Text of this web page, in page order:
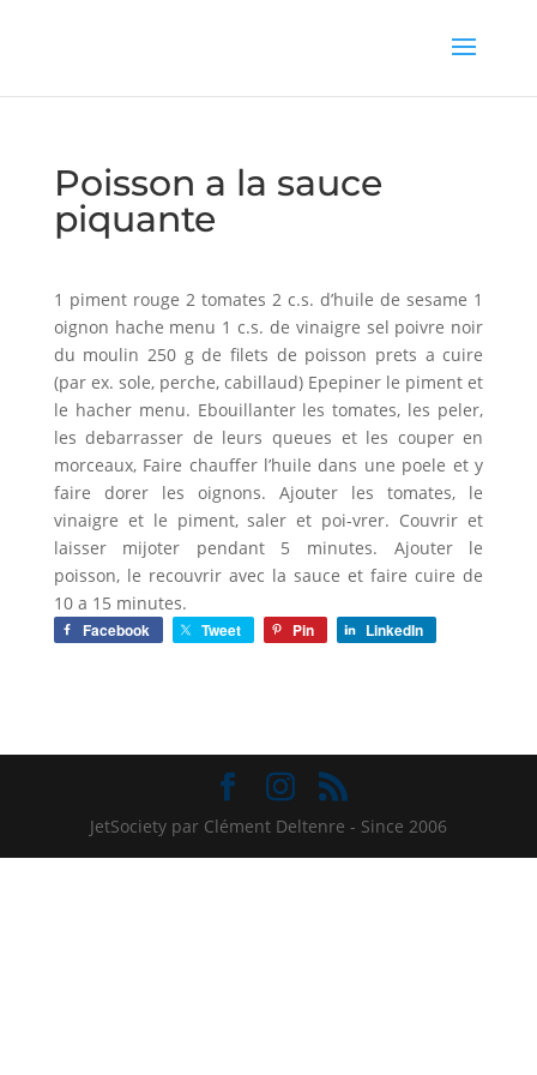
Poisson a la sauce
piquante
1 piment rouge 2 tomates 2 c.s. d’huile de sesame 1
oignon hache menu 1 c.s. de vinaigre sel poivre noir
du moulin 250 g de filets de poisson prets a cuire
(par ex. sole, perche, cabillaud) Epepiner le piment et
le hacher menu. Ebouillanter les tomates, les peler,
les debarrasser de leurs queues et les couper en
morceaux, Faire chauffer l’huile dans une poele et y
faire dorer les oignons. Ajouter les tomates, le
vinaigre et le piment, saler et poi-vrer. Couvrir et
laisser mijoter pendant 5 minutes. Ajouter le
poisson, le recouvrir avec la sauce et faire cuire de
10 a 15 minutes.
Facebook Tweet Pin LinkedIn
JetSociety par Clément Deltenre - Since 2006